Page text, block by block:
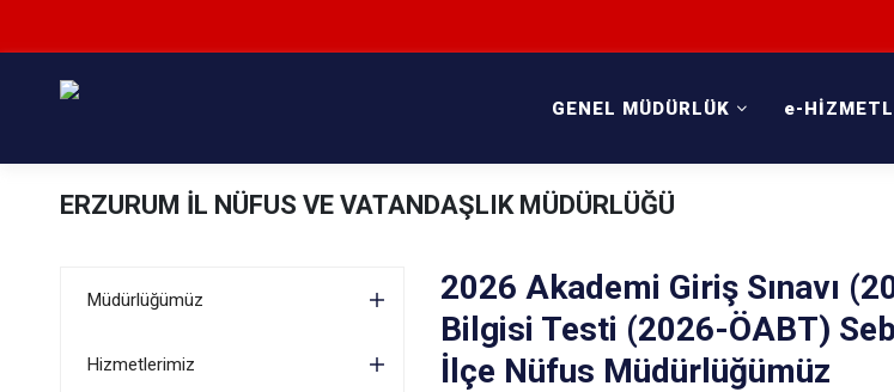
GENEL MÜDÜRLÜK e-
ERZURUM İL NÜFUS VE VATANDAŞLIK MÜDÜRLÜĞÜ
Müdürlüğümüz
Hizmetlerimiz
2026 Akademi Giriş Sınavı
Bilgisi Testi (2026-ÖABT)
İlçe Nüfus Müdürlüğümüz